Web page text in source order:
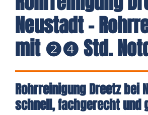
Neustadt -
mit ❷❹ Std.
Rohrreinigung Dreetz bei
schnell, fachgerecht und